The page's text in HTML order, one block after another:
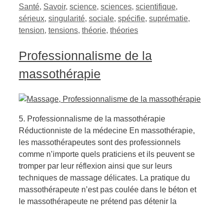
Santé, Savoir, science, sciences, scientifique,
sérieux, singularité, sociale, spécifie, suprématie,
tension, tensions, théorie, théories
Professionnalisme de la
massothérapie
5. Professionnalisme de la massothérapie
Réductionniste de la médecine En massothérapie,
les massothérapeutes sont des professionnels
comme n’importe quels praticiens et ils peuvent se
tromper par leur réflexion ainsi que sur leurs
techniques de massage délicates. La pratique du
massothérapeute n’est pas coulée dans le béton et
le massothérapeute ne prétend pas détenir la